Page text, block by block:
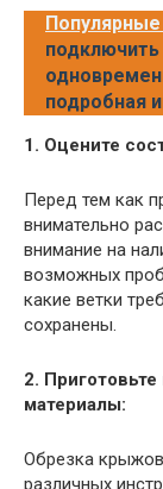
Популярные
подробная
1. Оцените
Перед тем как
внимательно
внимание на
возможных
какие ветки
сохранены.
2.
материалы:
Обрезка
различных